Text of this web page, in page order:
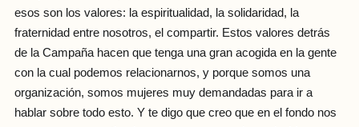
esos son los valores: la espiritualidad, la solidaridad, la
fraternidad entre nosotros, el compartir. Estos valores detrás
de la Campaña hacen que tenga una gran acogida en la gente
con la cual podemos relacionarnos, y porque somos una
organización, somos mujeres muy demandadas para ir a
hablar sobre todo esto. Y te digo que creo que en el fondo nos